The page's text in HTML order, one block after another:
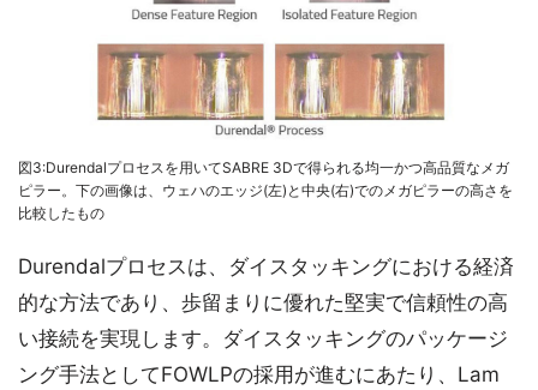
図3:Durendalプロセスを用いてSABRE 3Dで得られる均一かつ高品質なメガ
ピラー。下の画像は、ウェハのエッジ(左)と中央(右)でのメガピラーの高さを
比較したもの
Durendalプロセスは、ダイスタッキングにおける経済
的な方法であり、歩留まりに優れた堅実で信頼性の高
い接続を実現します。ダイスタッキングのパッケージ
ング手法としてFOWLPの採用が進むにあたり、Lam